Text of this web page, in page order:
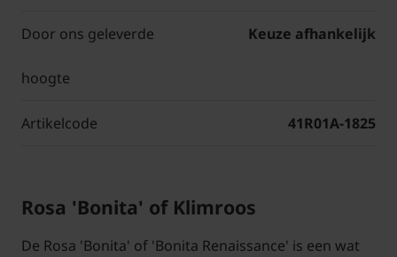
Door ons geleverde
hoogte
Keuze afhankelijk
Artikelcode 41R01A-1825
Rosa 'Bonita' of Klimroos
De Rosa 'Bonita' of 'Bonita Renaissance' is een wat